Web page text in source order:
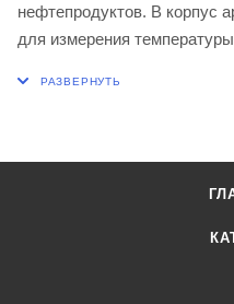
нефтепродуктов. В корпус
для измерения